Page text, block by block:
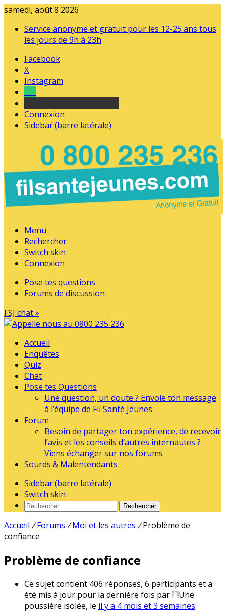
samedi, août 8 2026
Service anonyme et gratuit pour les 12-25 ans tous
les jours de 9h à 23h
Facebook
X
Instagram
Connexion
Sidebar (barre latérale)
Menu
Rechercher
Switch skin
Connexion
Pose tes questions
Forums de discussion
FSJ chat »
Accueil
Enquêtes
Quiz
Chat
Pose tes Questions
Une question, un doute ? Envoie ton message
à l’équipe de Fil Santé Jeunes
Forum
Besoin de partager ton expérience, de recevoir
l’avis et les conseils d’autres internautes ?
Viens échanger sur nos forums
Sourds & Malentendants
Sidebar (barre latérale)
Switch skin
Rechercher
Accueil / Forums / Moi et les autres / Problème de
confiance
Problème de confiance
Ce sujet contient 406 réponses, 6 participants et a
été mis à jour pour la dernière fois par
Une
poussière isolée, le il y a 4 mois et 3 semaines.